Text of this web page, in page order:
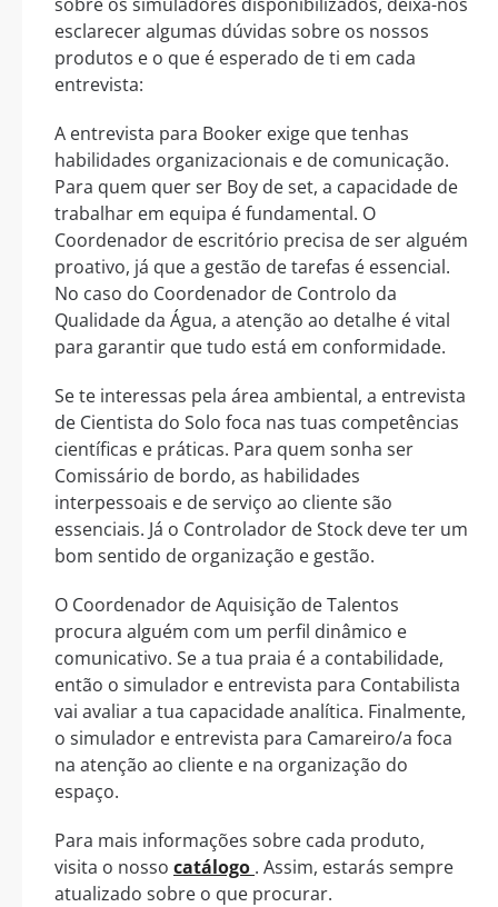
esclarecer algumas dúvidas sobre os nossos
produtos e o que é esperado de ti em cada
entrevista:
A entrevista para Booker exige que tenhas
habilidades organizacionais e de comunicação.
Para quem quer ser Boy de set, a capacidade de
trabalhar em equipa é fundamental. O
Coordenador de escritório precisa de ser alguém
proativo, já que a gestão de tarefas é essencial.
No caso do Coordenador de Controlo da
Qualidade da Água, a atenção ao detalhe é vital
para garantir que tudo está em conformidade.
Se te interessas pela área ambiental, a entrevista
de Cientista do Solo foca nas tuas competências
científicas e práticas. Para quem sonha ser
Comissário de bordo, as habilidades
interpessoais e de serviço ao cliente são
essenciais. Já o Controlador de Stock deve ter um
bom sentido de organização e gestão.
O Coordenador de Aquisição de Talentos
procura alguém com um perfil dinâmico e
comunicativo. Se a tua praia é a contabilidade,
então o simulador e entrevista para Contabilista
vai avaliar a tua capacidade analítica. Finalmente,
o simulador e entrevista para Camareiro/a foca
na atenção ao cliente e na organização do
espaço.
Para mais informações sobre cada produto,
visita o nosso catálogo . Assim, estarás sempre
atualizado sobre o que procurar.